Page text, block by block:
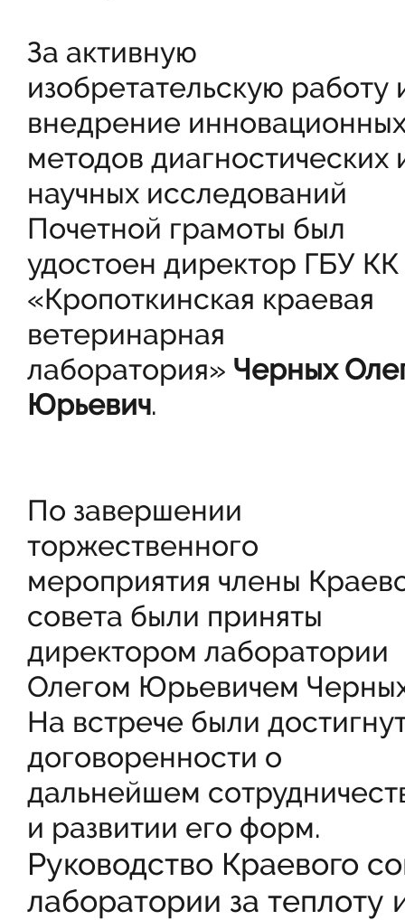
За активную
изобретательскую работу
внедрение
методов диагностических
научных исследований
Почетной грамоты был
удостоен директор ГБУ КК
«Кропоткинская краевая
ветеринарная
лаборатория» Черных
Юрьевич.
По завершении
торжественного
мероприятия члены
совета были приняты
директором лаборатории
Олегом Юрьевичем
На встрече были
договоренности о
дальнейшем
и развитии его форм.
Руководство Краевого
лаборатории за